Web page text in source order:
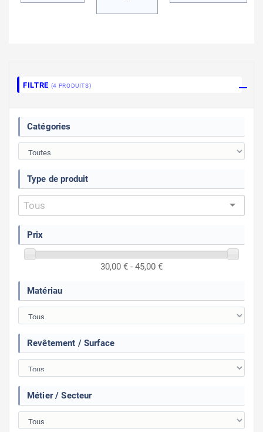
FILTRE (4 PRODUITS)
Catégories
Type de produit
Prix
30,00 € - 45,00 €
Matériau
Revêtement / Surface
Métier / Secteur